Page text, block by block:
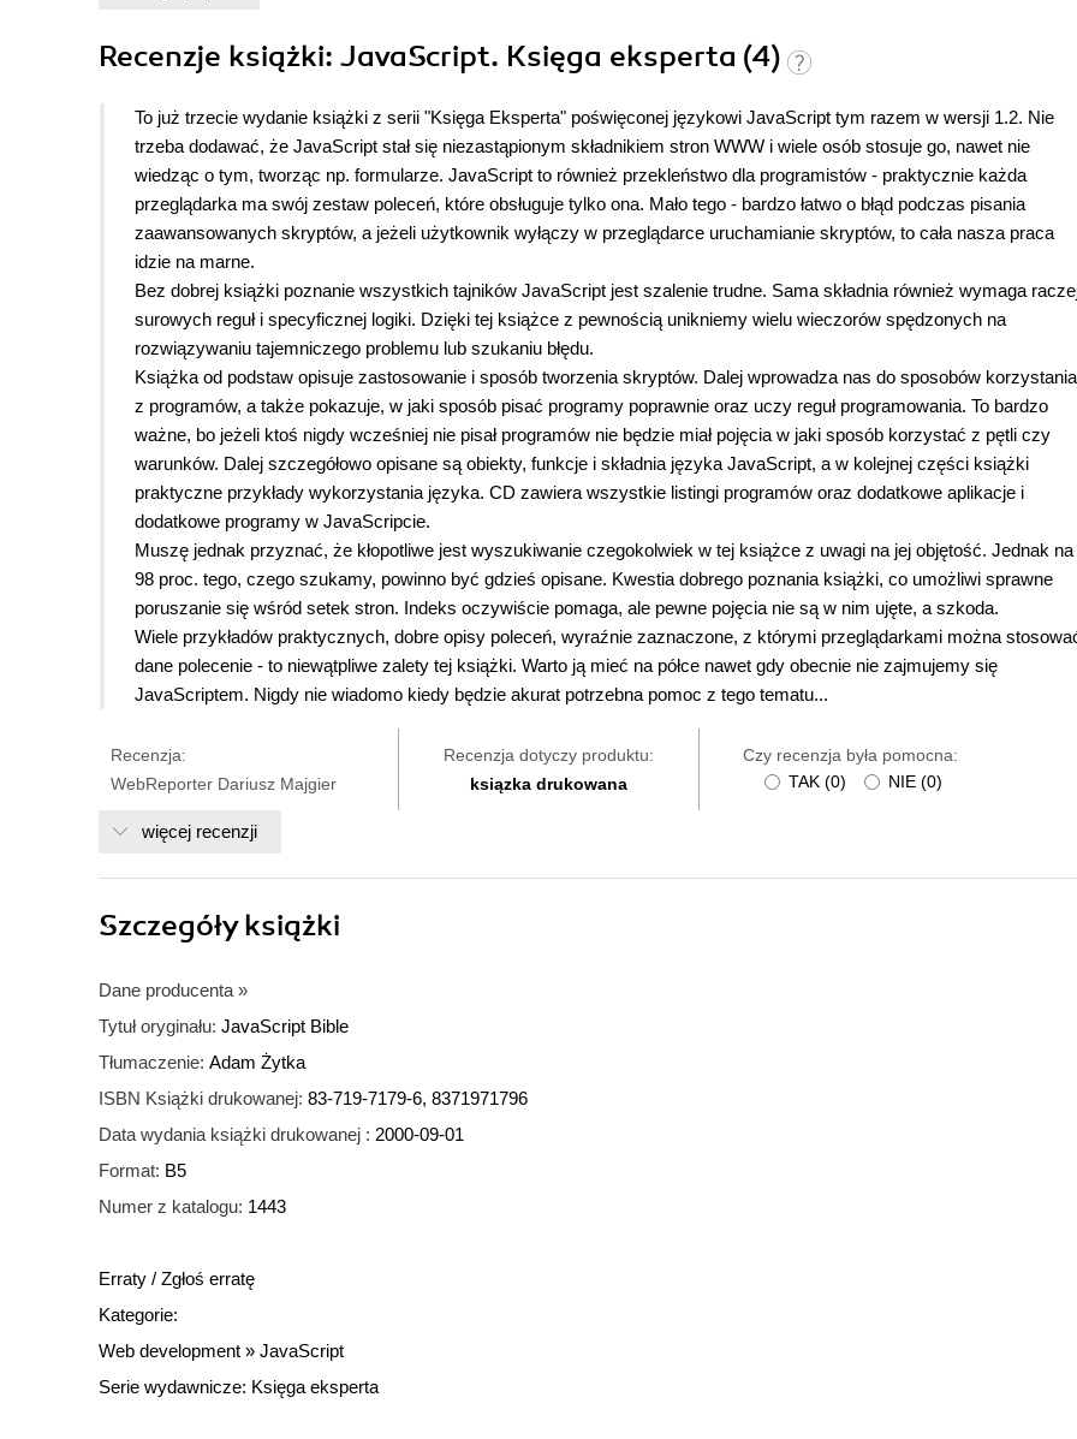
Recenzje książki: JavaScript. Księga eksperta (4)
To już trzecie wydanie książki z serii "Księga Eksperta" poświęconej językowi JavaScript tym razem w wersji 1.2. Nie
trzeba dodawać, że JavaScript stał się niezastąpionym składnikiem stron WWW i wiele osób stosuje go, nawet nie
wiedząc o tym, tworząc np. formularze. JavaScript to również przekleństwo dla programistów - praktycznie każda
przeglądarka ma swój zestaw poleceń, które obsługuje tylko ona. Mało tego - bardzo łatwo o błąd podczas pisania
zaawansowanych skryptów, a jeżeli użytkownik wyłączy w przeglądarce uruchamianie skryptów, to cała nasza praca
idzie na marne.
Bez dobrej książki poznanie wszystkich tajników JavaScript jest szalenie trudne. Sama składnia również wymaga
surowych reguł i specyficznej logiki. Dzięki tej książce z pewnością unikniemy wielu wieczorów spędzonych na
rozwiązywaniu tajemniczego problemu lub szukaniu błędu.
Książka od podstaw opisuje zastosowanie i sposób tworzenia skryptów. Dalej wprowadza nas do sposobów korzystania
z programów, a także pokazuje, w jaki sposób pisać programy poprawnie oraz uczy reguł programowania. To bardzo
ważne, bo jeżeli ktoś nigdy wcześniej nie pisał programów nie będzie miał pojęcia w jaki sposób korzystać z pętli czy
warunków. Dalej szczegółowo opisane są obiekty, funkcje i składnia języka JavaScript, a w kolejnej części książki
praktyczne przykłady wykorzystania języka. CD zawiera wszystkie listingi programów oraz dodatkowe aplikacje i
dodatkowe programy w JavaScripcie.
Muszę jednak przyznać, że kłopotliwe jest wyszukiwanie czegokolwiek w tej książce z uwagi na jej objętość. Jednak na
98 proc. tego, czego szukamy, powinno być gdzieś opisane. Kwestia dobrego poznania książki, co umożliwi sprawne
poruszanie się wśród setek stron. Indeks oczywiście pomaga, ale pewne pojęcia nie są w nim ujęte, a szkoda.
Wiele przykładów praktycznych, dobre opisy poleceń, wyraźnie zaznaczone, z którymi przeglądarkami można
dane polecenie - to niewątpliwe zalety tej książki. Warto ją mieć na półce nawet gdy obecnie nie zajmujemy się
JavaScriptem. Nigdy nie wiadomo kiedy będzie akurat potrzebna pomoc z tego tematu...
Recenzja:
WebReporter Dariusz Majgier
Recenzja dotyczy produktu:
ksiązka drukowana
Czy recenzja była pomocna:
TAK (0) NIE (0)
więcej recenzji
Szczegółyksiążki
Dane producenta »
Tytuł oryginału: JavaScript Bible
Tłumaczenie: Adam Żytka
ISBN Książki drukowanej: 83-719-7179-6, 8371971796
Data wydania książki drukowanej : 2000-09-01
Format: B5
Numer z katalogu: 1443
Erraty / Zgłoś erratę
Kategorie:
Web development » JavaScript
Serie wydawnicze: Księga eksperta